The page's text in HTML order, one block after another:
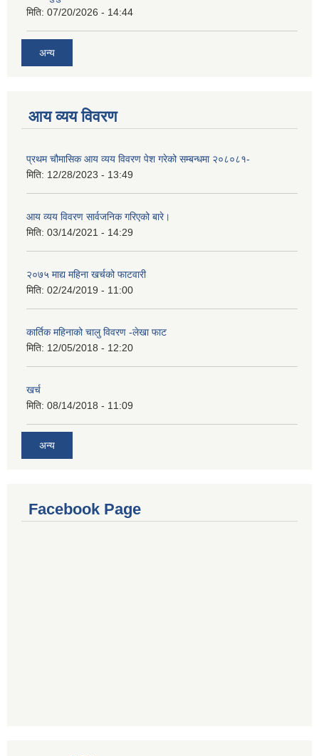
मिति: 07/20/2026 - 14:44
अन्य
आय व्यय विवरण
प्रथम चौमासिक आय व्यय विवरण पेश गरेको सम्बन्धमा २०८०८१-
मिति: 12/28/2023 - 13:49
आय व्यय विवरण सार्वजनिक गरिएको बारे।
मिति: 03/14/2021 - 14:29
२०७५ माद्य महिना खर्चको फाटवारी
मिति: 02/24/2019 - 11:00
कार्तिक महिनाको चालु विवरण -लेखा फाट
मिति: 12/05/2018 - 12:20
खर्च
मिति: 08/14/2018 - 11:09
अन्य
Facebook Page